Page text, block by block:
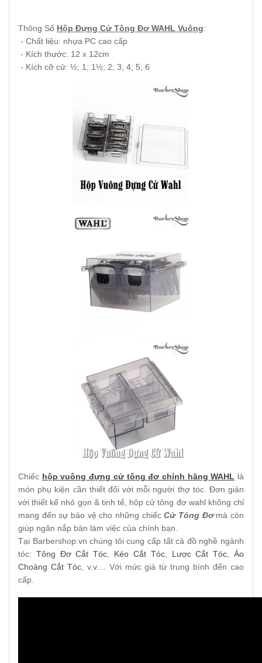
Thông Số Hộp Đựng Cử Tông Đơ WAHL Vuông:
- Chất liệu: nhựa PC cao cấp
- Kích thước: 12 x 12cm
- Kích cỡ cử: ½; 1; 1½; 2; 3; 4; 5; 6
Chiếc hộp vuông đựng cử tông đơ chính hãng WAHL là
món phụ kiện cần thiết đối với mỗi người thợ tóc. Đơn giản
với thiết kế nhỏ gọn & tinh tế, hộp cử tông đơ wahl không chỉ
mang đến sự bảo vệ cho những chiếcCử Tông Đơmà còn
giúp ngăn nắp bàn làm việc của chính bạn.
Tại Barbershop.vn chúng tôi cung cấp tất cả đồ nghề ngành
tóc: Tông Đơ Cắt Tóc Kéo Cắt Tóc, Lược Cắt Tóc ,Áo
Choàng Cắt Tóc, v.v.... Với mức giá từ trung bình đến cao
cấp.